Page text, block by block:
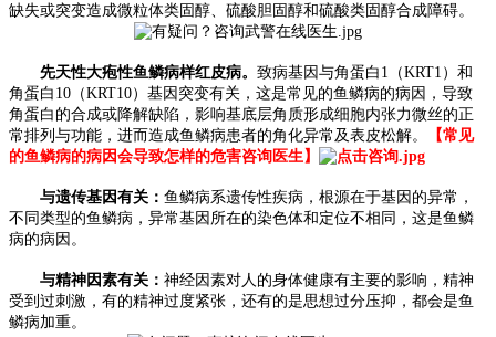
缺失或突变造成微粒体类固醇、硫酸胆固醇和硫酸类固醇合成障碍。
先天性大疱性鱼鳞病样红皮病。 致病基因与角蛋白1（KRT1）和
角蛋白10（KRT10）基因突变有关，这是常见的鱼鳞病的病因，导致
角蛋白的合成或降解缺陷，影响基底层角质形成细胞内张力微丝的正
常排列与功能，进而造成鱼鳞病患者的角化异常及表皮松解。
【常见
的鱼鳞病的病因会导致怎样的危害咨询医生】
与遗传基因有关： 鱼鳞病系遗传性疾病，根源在于基因的异常，
不同类型的鱼鳞病，异常基因所在的染色体和定位不相同，这是鱼鳞
病的病因。
与精神因素有关： 神经因素对人的身体健康有主要的影响，精神
受到过刺激，有的精神过度紧张，还有的是思想过分压抑，都会是鱼
鳞病加重。